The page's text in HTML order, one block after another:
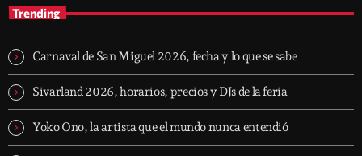
Trending
Carnaval de San Miguel 2026, fecha y lo que se sabe
Sivarland 2026, horarios, precios y DJs de la feria
Yoko Ono, la artista que el mundo nunca entendió